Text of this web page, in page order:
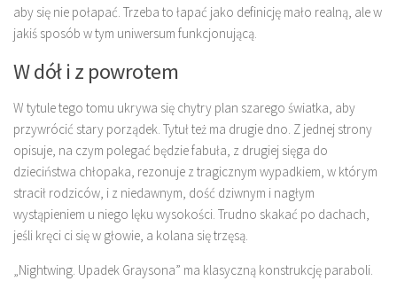
aby się nie połapać. Trzeba to łapać jako definicję mało realną, ale w
jakiś sposób w tym uniwersum funkcjonującą.
W dół i z powrotem
W tytule tego tomu ukrywa się chytry plan szarego światka, aby
przywrócić stary porządek. Tytuł też ma drugie dno. Z jednej strony
opisuje, na czym polegać będzie fabuła, z drugiej sięga do
dzieciństwa chłopaka, rezonuje z tragicznym wypadkiem, w którym
stracił rodziców, i z niedawnym, dość dziwnym i nagłym
wystąpieniem u niego lęku wysokości. Trudno skakać po dachach,
jeśli kręci ci się w głowie, a kolana się trzęsą.
„Nightwing. Upadek Graysona” ma klasyczną konstrukcję paraboli.